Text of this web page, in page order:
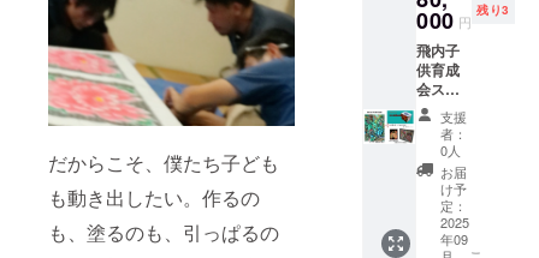
だからこそ、僕たち子ども
も動き出したい。作るの
も、塗るのも、引っぱるの
たの皿
に描か
れた牡
丹一
つ」祭
りの空
気をま
とめて
体感！
000 円
残り3
飛内子
供育成
会スペ
シャル
サポー
ター認
定 特大
サイズ
の昨年
実際に
使われ
支援
者：
0人
お届
け予
定：
2025
年09